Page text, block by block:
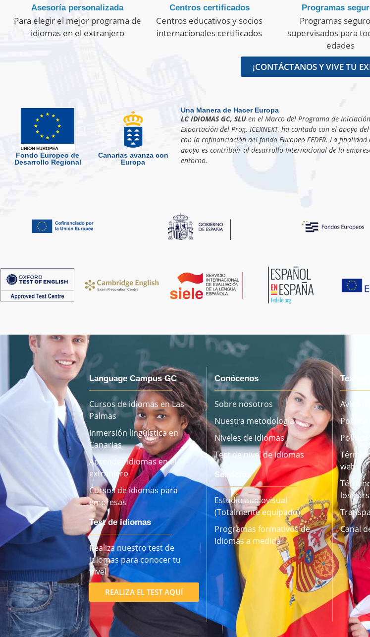
Asesoría personalizada
Para elegir el mejor programa de
idiomas en el extranjero
Centros certificados
Centros educativos y socios
internacionales certificados
Programas
Programas
supervisados para
edades
¡CONTÁCTANOS Y VIVE TU
Fondo Europeo de
Desarrollo Regional
Canarias avanza con
Europa
Una Manera de Hacer Europa
LC IDIOMAS GC, SLUen el Marco del Programa de
Exportación del Prog. ICEXNEXT, ha contado con el apoyo del
con la cofinanciación del fondo Europeo FEDER. La finalidad
apoyo es contribuir al desarrollo Internacional de la
entorno.
Language Campus GC
Cursos de idiomas en Las
Palmas
Inmersión lingüística en
Canarias
Aprender idiomas en el
extranjero
Cursos de idiomas para
empresas
Test de idiomas
Realiza nuestro test de
idiomas para conocer tu
nivel
REALIZA EL TEST AQUÍ
Conócenos
Sobre nosotros
Nuestra metodología
Niveles de idiomas
Test de nivel de idiomas
Servicios
Estudio audiovisual
(Totalmente equipado)
Programas formativos de
idiomas a medida
Textos
Aviso
Política
Política
web
los
Canal